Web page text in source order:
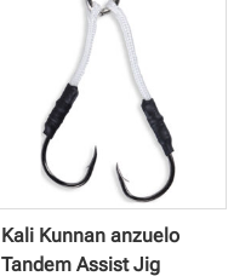
Kali Kunnan anzuelo
Tandem Assist Jig